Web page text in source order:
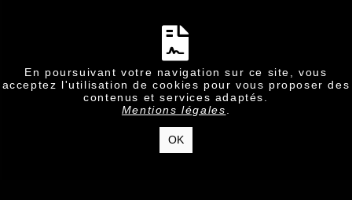
En poursuivant votre navigation sur ce site, vous
acceptez l'utilisation de cookies pour vous proposer des
contenus et services adaptés.
Mentions légales
OK